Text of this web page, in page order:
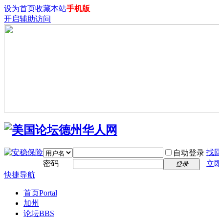
设为首页收藏本站手机版
开启辅助访问
自动登录 找
密码
登录
立
快捷导航
首页Portal
加州
论坛BBS